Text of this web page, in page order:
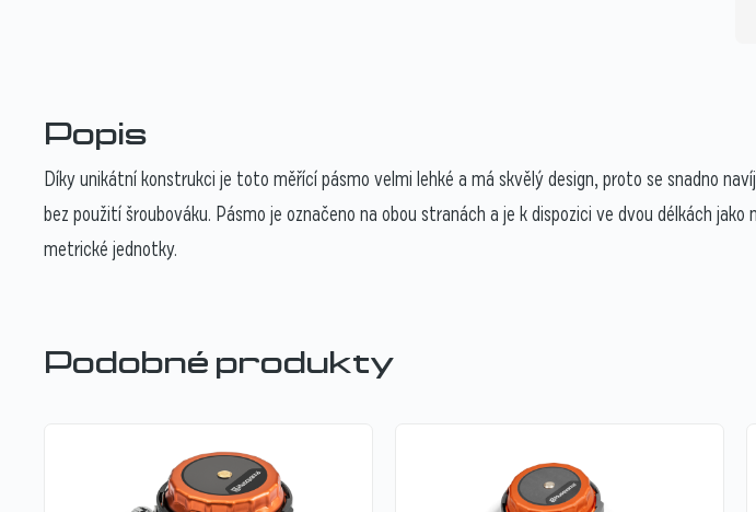
Popis
Díky unikátní konstrukci je toto měřící pásmo velmi lehké a má skvělý design, proto se snadno
bez použití šroubováku. Pásmo je označeno na obou stranách a je k dispozici ve dvou délkách
metrické jednotky.
Podobné produkty